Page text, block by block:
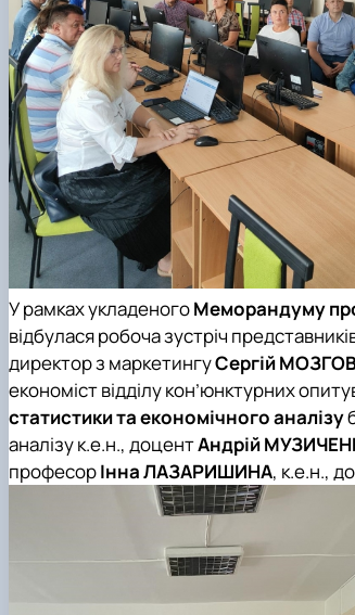
У рамках укладеногоМеморандуму
відбулася робоча зустріч
директор з маркетингуСергій
економіст відділу кон’юнктурних
статистики та економічного аналізу
аналізу к.е.н., доцентАндрій
професорІнна ЛАЗАРИШИНА, к.е.н.,